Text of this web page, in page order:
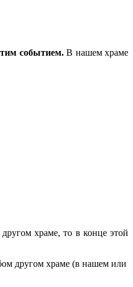
событием.В нашем храме
храме, то в конце этой
другом храме (в нашем или